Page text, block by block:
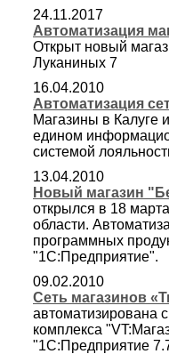
24.11.2017
Автоматизация
Открыт новый
Луканиных 7
16.04.2010
Автоматизация
Магазины в Калуге
едином
системой
13.04.2010
Новый магазин
открылся в 18
области.
программных
"1С:Предприятие".
09.02.2010
Сеть магазинов
автоматизирована
комплекса
"1С:Предприятие